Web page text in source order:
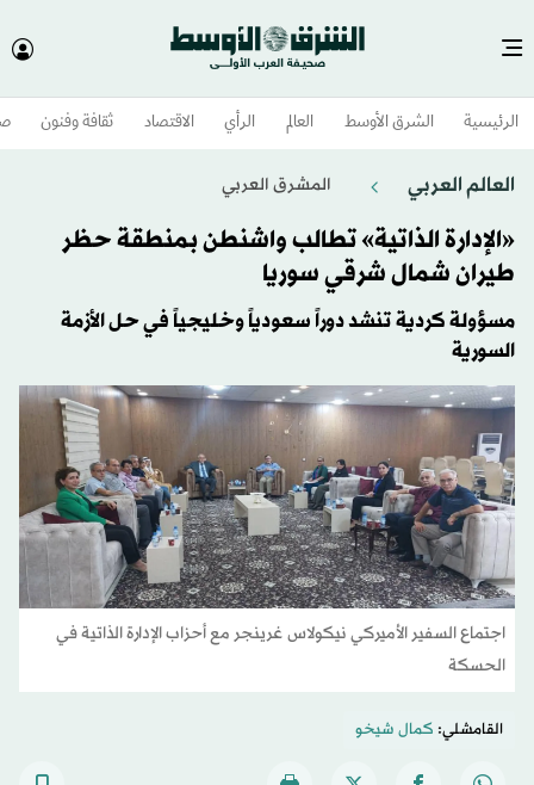
الرئيسية الشرق الأوسط​ العالم الرأي الاقتصاد ثقافة وفنون
العالم العربي المشرق العربي
«الإدارة الذاتية» تطالب واشنطن بمنطقة حظر
طيران شمال شرقي سوريا
مسؤولة كردية تنشد دوراً سعودياً وخليجياً في حل الأزمة
السورية
اجتماع السفير الأميركي نيكولاس غرينجر مع أحزاب الإدارة الذاتية في
الحسكة
القامشلي: كمال شيخو